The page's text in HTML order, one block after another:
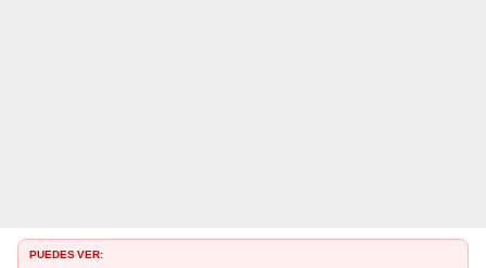
PUEDES VER: